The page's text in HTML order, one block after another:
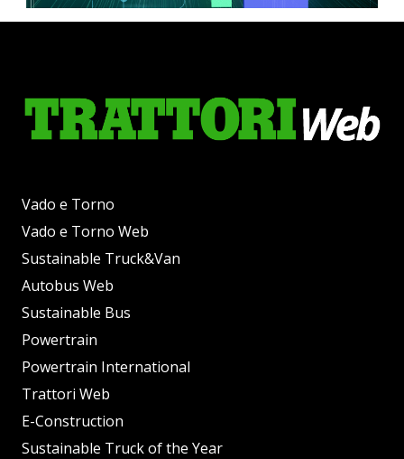
Vado e Torno
Vado e Torno Web
Sustainable Truck&Van
Autobus Web
Sustainable Bus
Powertrain
Powertrain International
Trattori Web
E-Construction
Sustainable Truck of the Year